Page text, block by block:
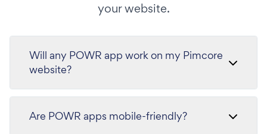
your website.
Will any POWR app work on my Pimcore
website?
Are POWR apps mobile-friendly?